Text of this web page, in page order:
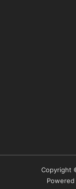
Copyright
Powered